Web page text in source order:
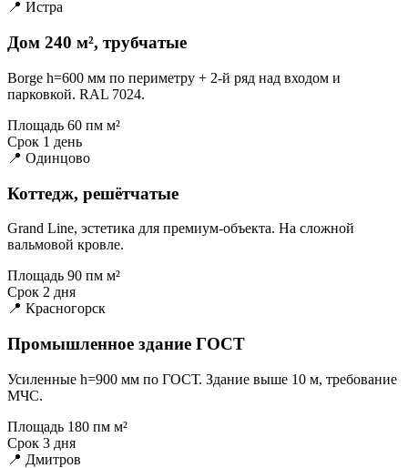
📍 Истра
Дом 240 м², трубчатые
Borge h=600 мм по периметру + 2-й ряд над входом и
парковкой. RAL 7024.
Площадь 60 пм м²
Срок 1 день
📍 Одинцово
Коттедж, решётчатые
Grand Line, эстетика для премиум-объекта. На сложной
вальмовой кровле.
Площадь 90 пм м²
Срок 2 дня
📍 Красногорск
Промышленное здание ГОСТ
Усиленные h=900 мм по ГОСТ. Здание выше 10 м, требование
МЧС.
Площадь 180 пм м²
Срок 3 дня
📍 Дмитров